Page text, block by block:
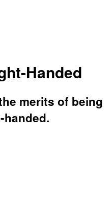
Handed
merits of being